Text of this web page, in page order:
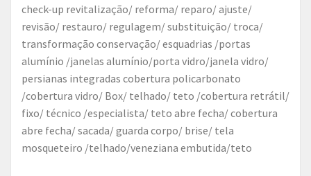
check-up revitalização/ reforma/ reparo/ ajuste/
revisão/ restauro/ regulagem/ substituição/ troca/
transformação conservação/ esquadrias /portas
alumínio /janelas alumínio/porta vidro/janela vidro/
persianas integradas cobertura policarbonato
/cobertura vidro/ Box/ telhado/ teto /cobertura retrátil/
fixo/ técnico /especialista/ teto abre fecha/ cobertura
abre fecha/ sacada/ guarda corpo/ brise/ tela
mosqueteiro /telhado/veneziana embutida/teto